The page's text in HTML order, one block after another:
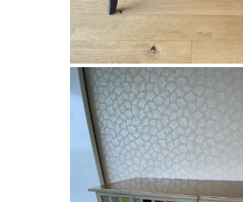
Distrimobel, Les
meuble tv bois
HISTOIRES D ALICE
À partir de 1446,00 €